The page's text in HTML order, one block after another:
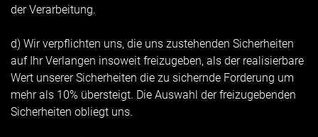
der Verarbeitung.
d) Wir verpflichten uns, die uns zustehenden Sicherheiten
auf Ihr Verlangen insoweit freizugeben, als der realisierbare
Wert unserer Sicherheiten die zu sichernde Forderung um
mehr als 10% übersteigt. Die Auswahl der freizugebenden
Sicherheiten obliegt uns.